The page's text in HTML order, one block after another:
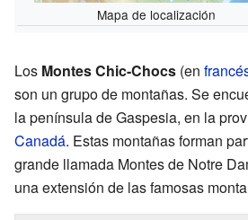
Mapa de localización
Los Montes Chic-Chocs (en
son un grupo de montañas. Se
la península de Gaspesia, en la
Canadá. Estas montañas forman
grande llamada Montes de Notre
una extensión de las famosas